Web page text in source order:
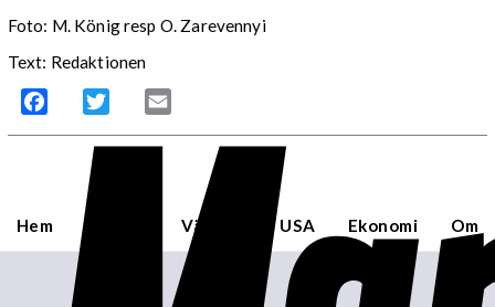
Foto: M. König resp O. Zarevennyi
Text: Redaktionen
Facebook Twitter
Hem Världen USA Ekonomi Om